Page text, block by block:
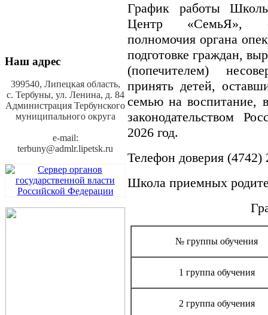
Наш адрес
399540, Липецкая область,
с. Тербуны, ул. Ленина, д. 84
Администрация Тербунского
муниципального округа
e-mail:
terbuny@admlr.lipetsk.ru
График работы
Центр «СемьЯ»,
полномочия органа
подготовке граждан,
(попечителем)
принять детей,
семью на воспитание,
законодательством
2026 год.
Телефон доверия (4742)
Школа приемных
№ группы обучения
1 группа обучения
2 группа обучения